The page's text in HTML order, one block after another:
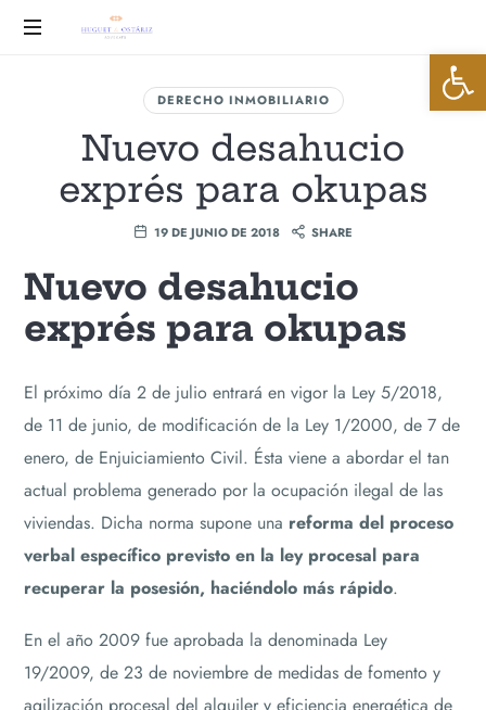
Huguet
Ostáriz
DERECHO INMOBILIARIO
Nuevo desahucio
exprés para okupas
19 DE JUNIO DE 2018 SHARE
Nuevo desahucio
exprés para okupas
El próximo día 2 de julio entrará en vigor la Ley 5/2018,
de 11 de junio, de modificación de la Ley 1/2000, de 7 de
enero, de Enjuiciamiento Civil. Ésta viene a abordar el tan
actual problema generado por la ocupación ilegal de las
viviendas. Dicha norma supone una reforma del proceso
verbal específico previsto en la ley procesal para
recuperar la posesión, haciéndolo más rápido.
En el año 2009 fue aprobada la denominada Ley
19/2009, de 23 de noviembre de medidas de fomento y
agilización procesal del alquiler y eficiencia energética de
Abrir